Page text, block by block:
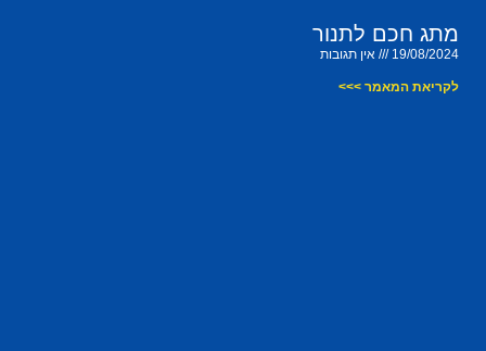
מתג חכם לתנור
19/08/2024 אין תגובות
לקריאת המאמר >>>